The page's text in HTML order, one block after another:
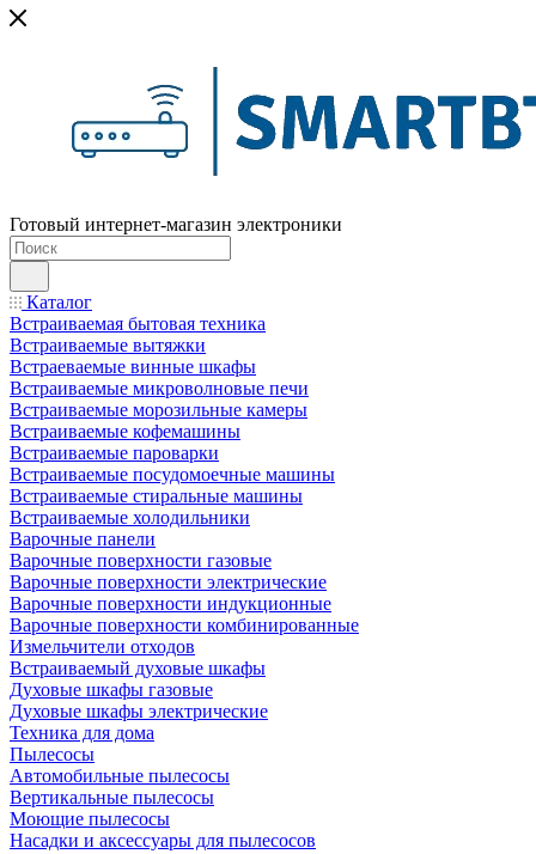
Готовый интернет-магазин электроники
Каталог
Встраиваемая бытовая техника
Встраиваемые вытяжки
Встраеваемые винные шкафы
Встраиваемые микроволновые печи
Встраиваемые морозильные камеры
Встраиваемые кофемашины
Встраиваемые пароварки
Встраиваемые посудомоечные машины
Встраиваемые стиральные машины
Встраиваемые холодильники
Варочные панели
Варочные поверхности газовые
Варочные поверхности электрические
Варочные поверхности индукционные
Варочные поверхности комбинированные
Измельчители отходов
Встраиваемый духовые шкафы
Духовые шкафы газовые
Духовые шкафы электрические
Техника для дома
Пылесосы
Автомобильные пылесосы
Вертикальные пылесосы
Моющие пылесосы
Насадки и аксессуары для пылесосов